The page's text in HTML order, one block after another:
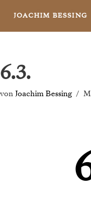
JOACHIM BESSING
6.3.
von Joachim Bessing